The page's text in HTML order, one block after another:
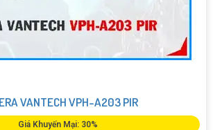
VANTECH VPH-A203 PIR
Giá Khuyến Mại: 30%